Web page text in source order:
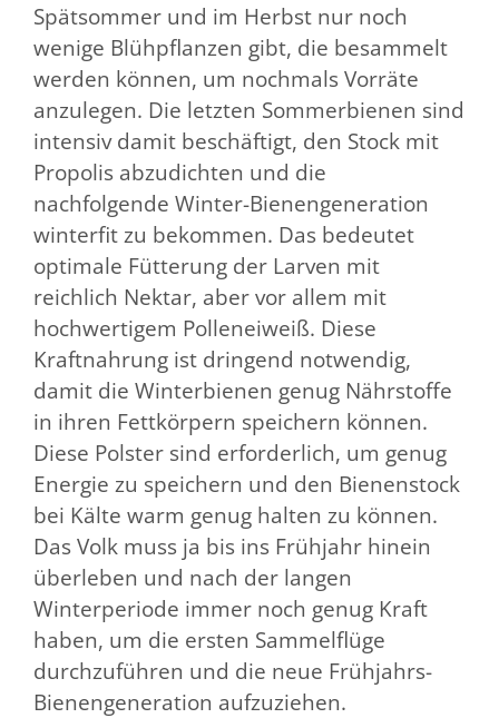
Spätsommer und im Herbst nur noch
wenige Blühpflanzen gibt, die besammelt
werden können, um nochmals Vorräte
anzulegen. Die letzten Sommerbienen sind
intensiv damit beschäftigt, den Stock mit
Propolis abzudichten und die
nachfolgende Winter-Bienengeneration
winterfit zu bekommen. Das bedeutet
optimale Fütterung der Larven mit
reichlich Nektar, aber vor allem mit
hochwertigem Polleneiweiß. Diese
Kraftnahrung ist dringend notwendig,
damit die Winterbienen genug Nährstoffe
in ihren Fettkörpern speichern können.
Diese Polster sind erforderlich, um genug
Energie zu speichern und den Bienenstock
bei Kälte warm genug halten zu können.
Das Volk muss ja bis ins Frühjahr hinein
überleben und nach der langen
Winterperiode immer noch genug Kraft
haben, um die ersten Sammelflüge
durchzuführen und die neue Frühjahrs-
Bienengeneration aufzuziehen.